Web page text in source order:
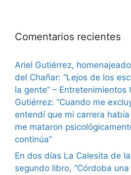
Comentarios recientes
Ariel Gutiérrez,
del Chañar: “Lejos de los
la gente” – Entretenimientos
Gutiérrez: “Cuando me
entendí que mi carrera
me mataron
continúa”
En dos días La Calesita de
segundo libro, “Córdoba